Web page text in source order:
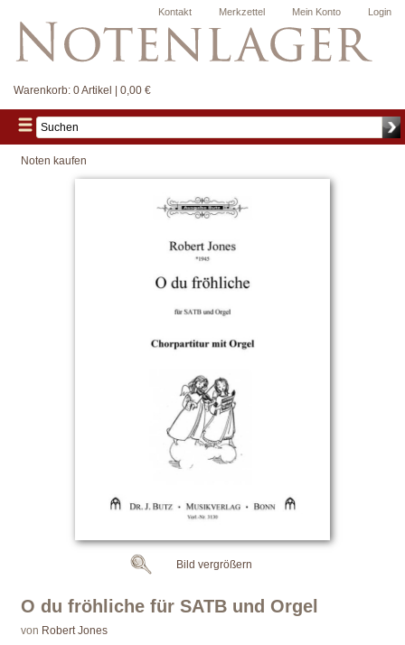
Login
Mein Konto
Merkzettel
Kontakt
Warenkorb: 0 Artikel | 0,00 €
Noten kaufen
O du fröhliche für SATB und Orgel
von Robert Jones
Bild vergrößern